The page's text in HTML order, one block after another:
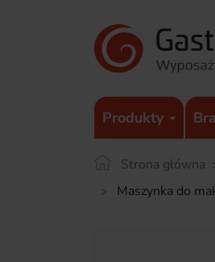
Produkty
Strona główna
Maszynka do